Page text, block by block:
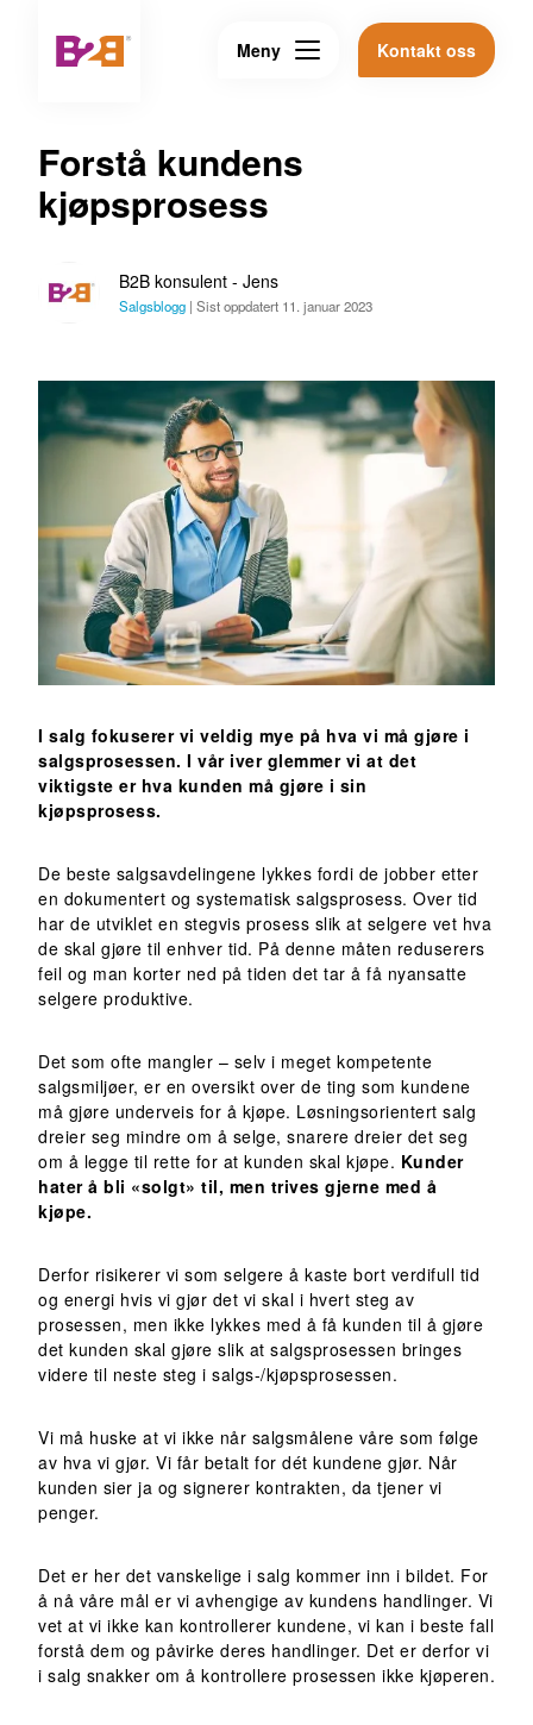
Meny Kontakt oss
Forstå kundens
kjøpsprosess
B2B konsulent - Jens
Salgsblogg | Sist oppdatert 11. januar 2023
I salg fokuserer vi veldig mye på hva vi må gjøre i
salgsprosessen. I vår iver glemmer vi at det
viktigste er hva kunden må gjøre i sin
kjøpsprosess.
De beste salgsavdelingene lykkes fordi de jobber etter
en dokumentert og systematisk salgsprosess. Over tid
har de utviklet en stegvis prosess slik at selgere vet hva
de skal gjøre til enhver tid. På denne måten reduserers
feil og man korter ned på tiden det tar å få nyansatte
selgere produktive.
Det som ofte mangler – selv i meget kompetente
salgsmiljøer, er en oversikt over de ting som kundene
må gjøre underveis for å kjøpe. Løsningsorientert salg
dreier seg mindre om å selge, snarere dreier det seg
om å legge til rette for at kunden skal kjøpe. Kunder
hater å bli «solgt» til, men trives gjerne med å
kjøpe.
Derfor risikerer vi som selgere å kaste bort verdifull tid
og energi hvis vi gjør det vi skal i hvert steg av
prosessen, men ikke lykkes med å få kunden til å gjøre
det kunden skal gjøre slik at salgsprosessen bringes
videre til neste steg i salgs-/kjøpsprosessen.
Vi må huske at vi ikke når salgsmålene våre som følge
av hva vi gjør. Vi får betalt for dét kundene gjør. Når
kunden sier ja og signerer kontrakten, da tjener vi
penger.
Det er her det vanskelige i salg kommer inn i bildet. For
å nå våre mål er vi avhengige av kundens handlinger. Vi
vet at vi ikke kan kontrollerer kundene, vi kan i beste fall
forstå dem og påvirke deres handlinger. Det er derfor vi
i salg snakker om å kontrollere prosessen ikke kjøperen.